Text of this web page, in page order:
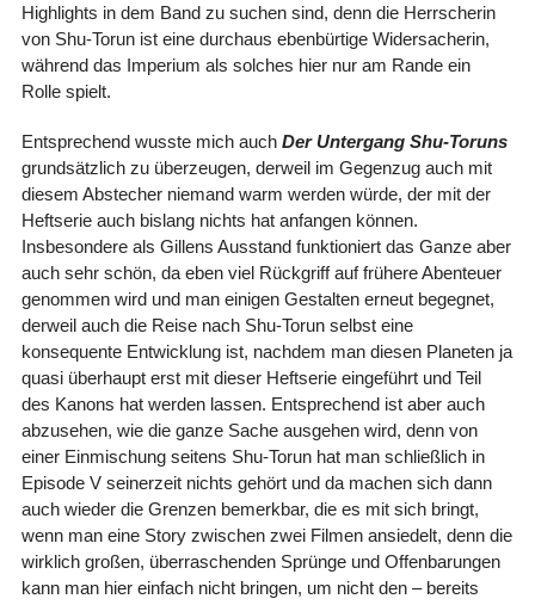
Highlights in dem Band zu suchen sind, denn die Herrscherin
von Shu-Torun ist eine durchaus ebenbürtige Widersacherin,
während das Imperium als solches hier nur am Rande ein
Rolle spielt.
Entsprechend wusste mich auch Der Untergang Shu-Toruns
grundsätzlich zu überzeugen, derweil im Gegenzug auch mit
diesem Abstecher niemand warm werden würde, der mit der
Heftserie auch bislang nichts hat anfangen können.
Insbesondere als Gillens Ausstand funktioniert das Ganze aber
auch sehr schön, da eben viel Rückgriff auf frühere Abenteuer
genommen wird und man einigen Gestalten erneut begegnet,
derweil auch die Reise nach Shu-Torun selbst eine
konsequente Entwicklung ist, nachdem man diesen Planeten ja
quasi überhaupt erst mit dieser Heftserie eingeführt und Teil
des Kanons hat werden lassen. Entsprechend ist aber auch
abzusehen, wie die ganze Sache ausgehen wird, denn von
einer Einmischung seitens Shu-Torun hat man schließlich in
Episode V seinerzeit nichts gehört und da machen sich dann
auch wieder die Grenzen bemerkbar, die es mit sich bringt,
wenn man eine Story zwischen zwei Filmen ansiedelt, denn die
wirklich großen, überraschenden Sprünge und Offenbarungen
kann man hier einfach nicht bringen, um nicht den – bereits